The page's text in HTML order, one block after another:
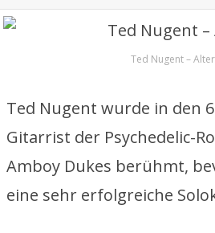
Ted Nugent –
Ted Nugent wurde in den
Gitarrist der Psychedelic-
Amboy Dukes berühmt,
eine sehr erfolgreiche